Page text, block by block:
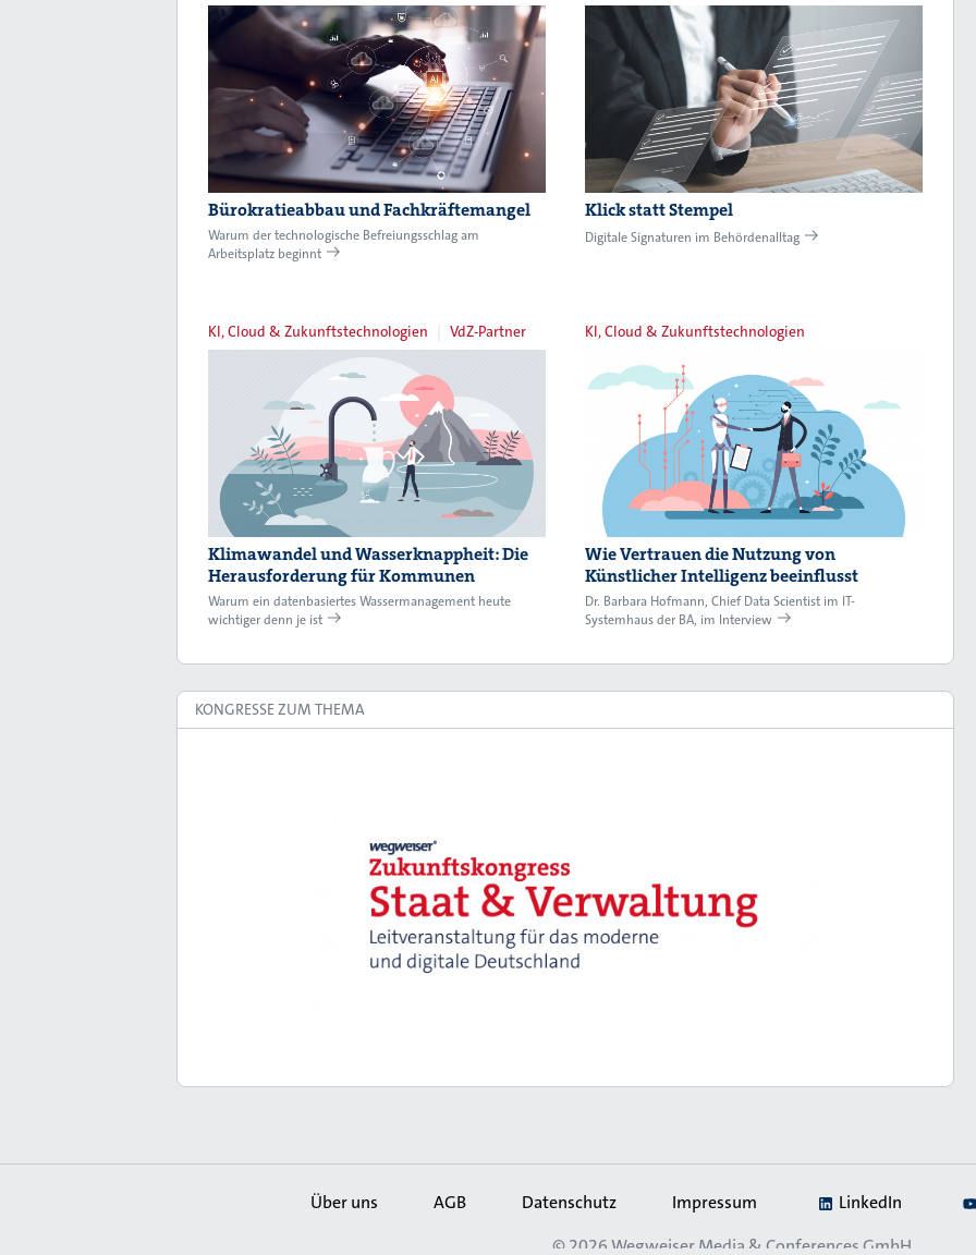
Bürokratieabbau und Fachkräftemangel
Warum der technologische Befreiungsschlag am
Arbeitsplatz beginnt
Klick statt Stempel
Digitale Signaturen im Behördenalltag
KI, Cloud & Zukunftstechnologien VdZ-Partner
Klimawandel und Wasserknappheit: Die
Herausforderung für Kommunen
Warum ein datenbasiertes Wassermanagement heute
wichtiger denn je ist
KI, Cloud & Zukunftstechnologien
Wie Vertrauen die Nutzung von
Künstlicher Intelligenz beeinflusst
Dr. Barbara Hofmann, Chief Data Scientist im IT-
Systemhaus der BA, im Interview
KONGRESSE ZUM THEMA
Über uns AGB Datenschutz Impressum LinkedIn
© 2026Wegweiser Media & Conferences GmbH